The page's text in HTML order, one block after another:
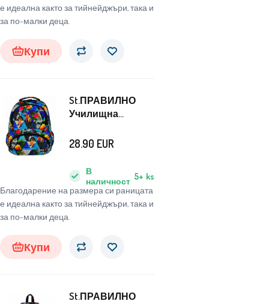
е идеална както за тийнейджъри, така и
за по-малки деца.
Купи
St.ПРАВИЛНО
Училищна
камери Paradise
Благодарение на размера си раницата
е идеална както за тийнейджъри, така и
за по-малки деца.
В
наличност 5+ ks
28.90 EUR
Купи
St.ПРАВИЛНО